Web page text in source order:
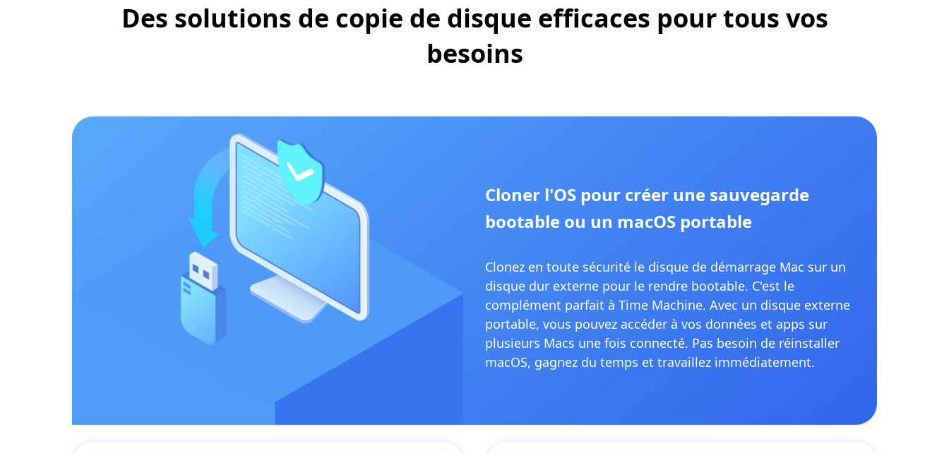
Des solutions de copie de disque efficaces pour tous vos
besoins
Cloner l'OS pour créer une sauvegarde
bootable ou un macOS portable
Clonez en toute sécurité le disque de démarrage Mac sur un
disque dur externe pour le rendre bootable. C'est le
complément parfait à Time Machine. Avec un disque externe
portable, vous pouvez accéder à vos données et apps sur
plusieurs Macs une fois connecté. Pas besoin de réinstaller
macOS, gagnez du temps et travaillez immédiatement.